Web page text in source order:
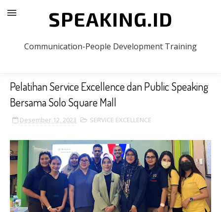
SPEAKING.ID
Communication-People Development Training
Pelatihan Service Excellence dan Public Speaking
Bersama Solo Square Mall
Desember 12, 2023 SERVICE EXCELLENCE